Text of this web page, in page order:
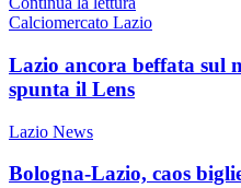
Calciomercato Lazio
Lazio ancora beffata sul
spunta il Lens
Lazio News
Bologna-Lazio, caos